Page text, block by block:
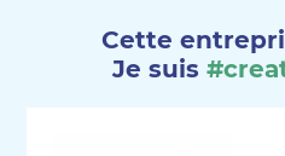
Cette
Je suis